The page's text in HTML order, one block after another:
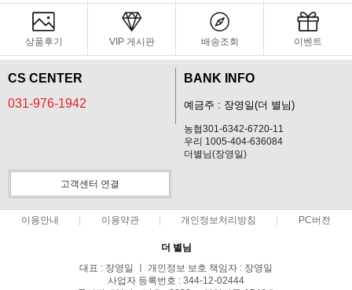
상품후기 VIP 게시판 배송조회 이벤트
CS CENTER
031-976-1942
BANK INFO
예금주 : 장영일(더 별님)
농협301-6342-6720-11
우리 1005-404-636084
더별님(장영일)
고객센터 연결
이용안내 이용약관 개인정보처리방침 PC버전
더 별님
대표 : 장영일 ㅣ 개인정보 보호 책임자 : 장영일
사업자 등록번호 : 344-12-02444